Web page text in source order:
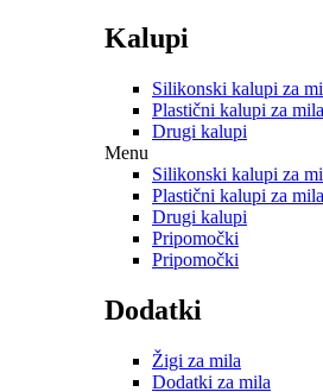
Kalupi
Silikonski kalupi za
Plastični kalupi za mila
Drugi kalupi
Menu
Silikonski kalupi za
Plastični kalupi za mila
Drugi kalupi
Pripomočki
Pripomočki
Dodatki
Žigi za mila
Dodatki za mila